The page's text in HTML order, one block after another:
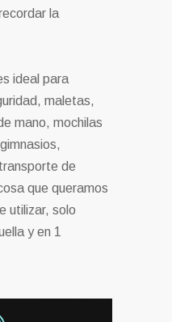
la
ideal para
maletas,
mano, mochilas
de
que queramos
utilizar, solo
y en 1